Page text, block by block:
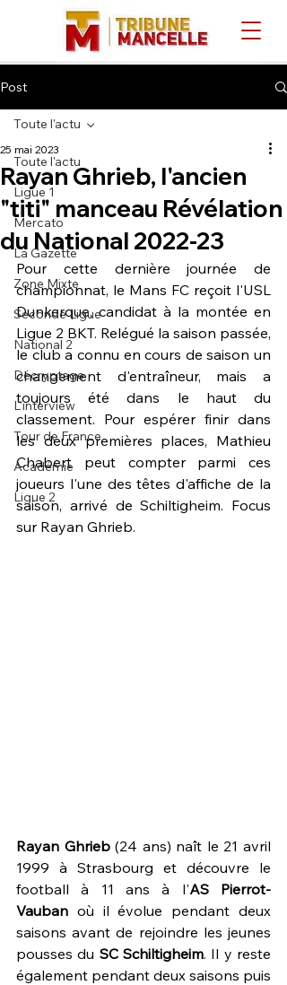
Post
Toute l'actu
Ligue 1
Mercato
La Gazette
Zone Mixte
Seconde Ligue
National 2
Décryptage
L'interview
Tour de France
Académie
Ligue 2
Toute l'actu
Rayan Ghrieb, l'ancien
"titi" manceau Révélation
du National 2022-23
25 mai 2023
Pour cette dernière journée de
championnat, le Mans FC reçoit l'USL
Dunkerque, candidat à la montée en
Ligue 2 BKT. Relégué la saison passée,
le club a connu en cours de saison un
changement d'entraîneur, mais a
toujours été dans le haut du
classement. Pour espérer finir dans
les deux premières places, Mathieu
Chabert peut compter parmi ces
joueurs l'une des têtes d'affiche de la
saison, arrivé de Schiltigheim. Focus
sur Rayan Ghrieb.
Rayan Ghrieb (24 ans) naît le 21 avril
1999 à Strasbourg et découvre le
football à 11 ans à l'AS Pierrot-
Vauban où il évolue pendant deux
saisons avant de rejoindre les jeunes
pousses du SC Schiltigheim. Il y reste
également pendant deux saisons puis